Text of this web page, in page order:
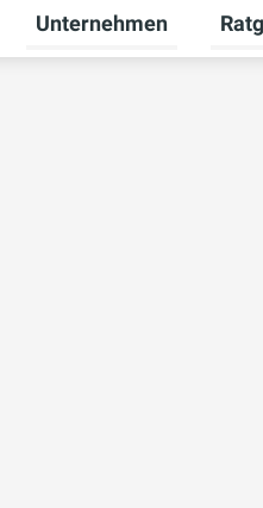
Gewerbekunden
Untermenü für Karriere
Unternehmen